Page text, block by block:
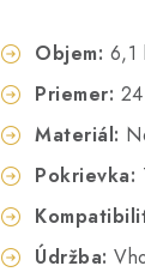
Objem: 6,1 l
Priemer:
Materiál:
Pokrievka:
Údržba: